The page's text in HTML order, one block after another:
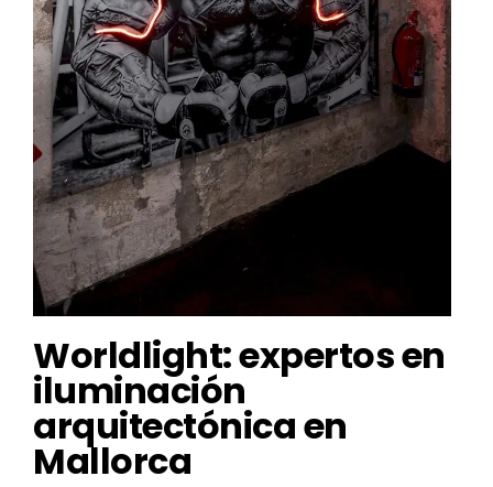
Worldlight: expertos en
iluminación
arquitectónica en
Mallorca